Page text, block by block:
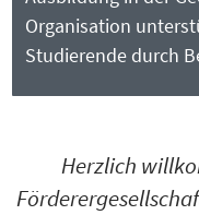
Organisation
Studierende durch
Herzlich